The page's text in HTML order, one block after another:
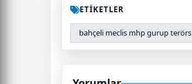
ETİKETLER
bahçeli meclis mhp gurup